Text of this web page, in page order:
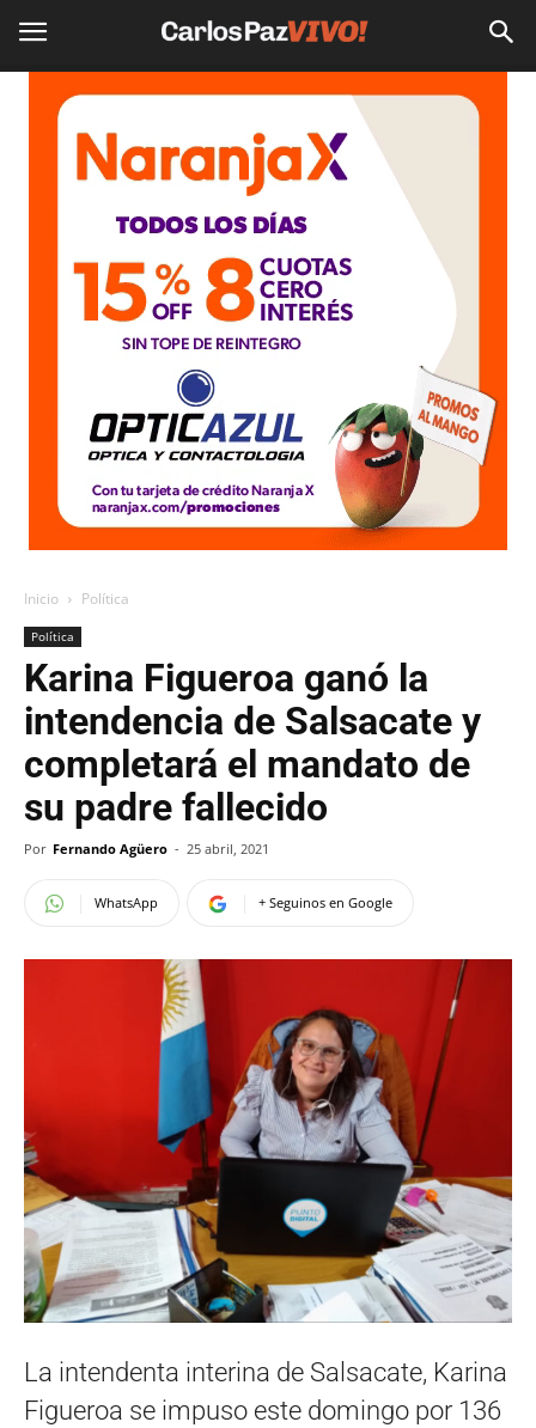
Inicio Política
Política
Karina Figueroa ganó la
intendencia de Salsacate y
completará el mandato de
su padre fallecido
Por Fernando Agüero - 25 abril, 2021
WhatsApp + Seguinos en Google
La intendenta interina de Salsacate, Karina
Figueroa se impuso este domingo por 136